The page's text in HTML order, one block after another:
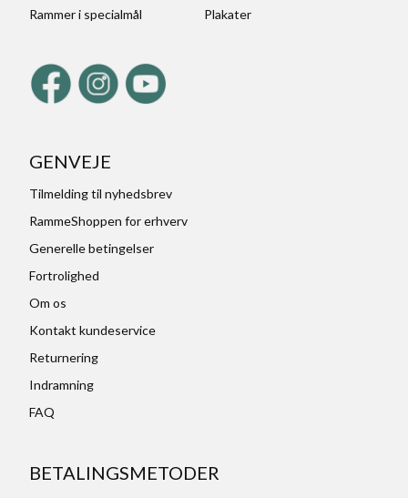
Rammer i specialmål
Plakater
GENVEJE
Tilmelding til nyhedsbrev
RammeShoppen for erhverv
Generelle betingelser
Fortrolighed
Om os
Kontakt kundeservice
Returnering
Indramning
FAQ
BETALINGSMETODER